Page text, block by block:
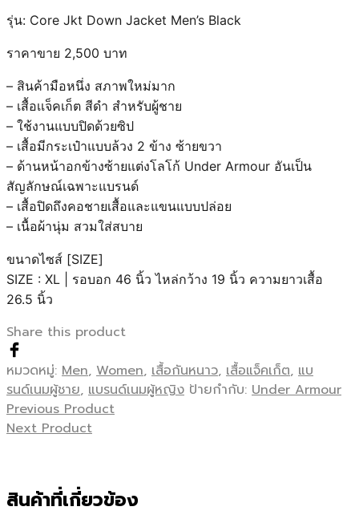
รุ่น: Core Jkt Down Jacket Men’s Black
ราคาขาย 2,500 บาท
– สินค้ามือหนึ่ง สภาพใหม่มาก
– เสื้อเเจ็คเก็ต สีดำ สำหรับผู้ชาย
– ใช้งานแบบปิดด้วยซิป
– เสื้อมีกระเป๋าแบบล้วง 2 ข้าง ซ้ายขวา
– ด้านหน้าอกข้างซ้ายแต่งโลโก้ Under Armour อันเป็น
สัญลักษณ์เฉพาะแบรนด์
– เสื้อปิดถึงคอชายเสื้อและแขนแบบปล่อย
– เนื้อผ้านุ่ม สวมใส่สบาย
ขนาดไซส์ [SIZE]
SIZE : XL | รอบอก 46 นิ้ว ไหล่กว้าง 19 นิ้ว ความยาวเสื้อ
26.5 นิ้ว
Share this product
หมวดหมู่: Men, Women, เสื้อกันหนาว, เสื้อแจ็คเก็ต, แบ
รนด์เนมผู้ชาย, แบรนด์เนมผู้หญิง ป้ายกำกับ: Under Armour
Previous Product
Next Product
สินค้าที่เกี่ยวข้อง